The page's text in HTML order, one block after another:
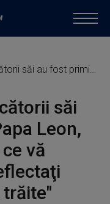
"În timp ce vă felicit, vă invit să reflectaţi asupra experienţei trăite"
săi
Leon,
vă